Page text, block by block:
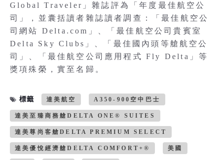
Global Traveler」雜誌評為「年度最佳航空公
司」，並囊括讀者雜誌讀者調查：「最佳航空公
司網站 Delta.com」、「最佳航空公司貴賓室
Delta Sky Clubs」、「最佳國內頭等艙航空公
司」、「最佳航空公司應用程式 Fly Delta」等
獎項殊榮，實至名歸。
標籤 達美航空 A350-900空中巴士
達美至臻商務艙DELTA ONE® SUITES
達美尊尚客艙DELTA PREMIUM SELECT
達美優悅經濟艙DELTA COMFORT+® 美國